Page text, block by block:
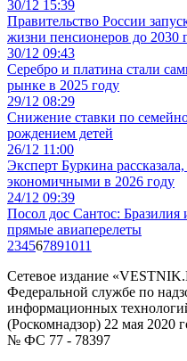
30/12 15:39
Правительство России
жизни пенсионеров до 2030
30/12 09:43
Серебро и платина стали
рынке в 2025 году
29/12 08:29
Снижение ставки по
рождением детей
26/12 11:00
Эксперт Буркина
экономичными в 2026 году
24/12 09:39
Посол дос Сантос: Бразилия
прямые авиаперелеты
234567891011
Сетевое издание
Федеральной службе по
информационных
(Роскомнадзор) 22 мая 2020
№ ФС 77 - 78397